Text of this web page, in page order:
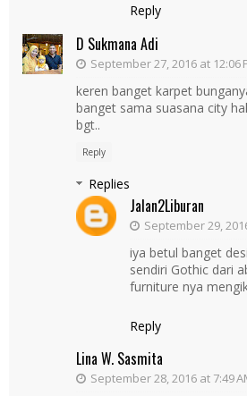
Reply
D Sukmana Adi
September 27, 2016 at 12:06
keren banget karpet
banget sama suasana city
bgt..
Reply
Replies
Jalan2Liburan
September 29,
iya betul banget
sendiri Gothic dari
furniture nya
Reply
Lina W. Sasmita
September 28, 2016 at 7:49